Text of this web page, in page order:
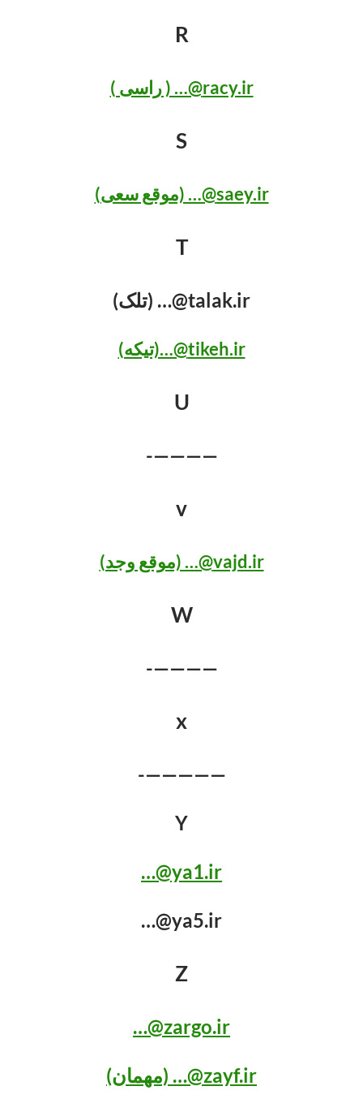
R
racy.ir@… ( راسی )
S
saey.ir@… (موقع سعی)
T
talak.ir@… (تلک)
tikeh.ir@…(تیکه)
U
————-
v
vajd.ir@… (موقع وجد)
W
————-
x
—————-
Y
ya1.ir@…
ya5.ir@…
Z
zargo.ir@…
zayf.ir@… (مهمان)